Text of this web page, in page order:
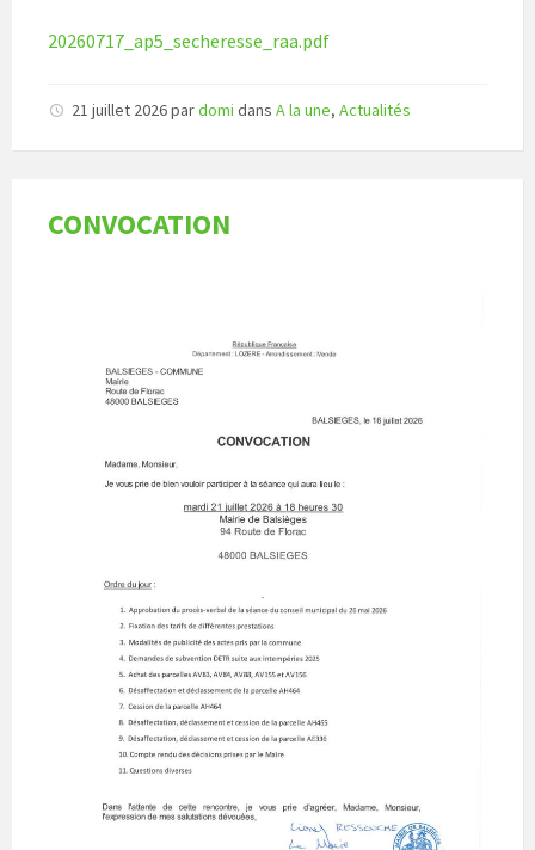
20260717_ap5_secheresse_raa.pdf
21 juillet 2026pardomi dans A la une, Actualités
CONVOCATION